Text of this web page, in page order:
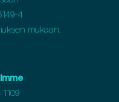
4
mukaan.